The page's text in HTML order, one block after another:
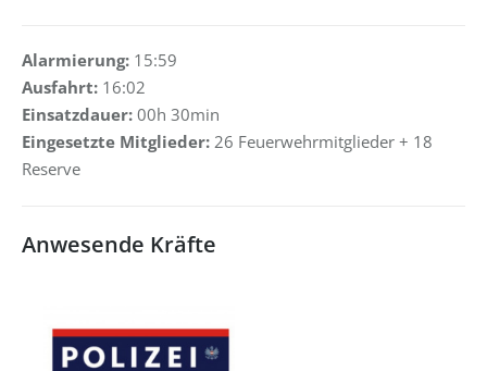
Alarmierung: 15:59
Ausfahrt: 16:02
Einsatzdauer: 00h 30min
Eingesetzte Mitglieder: 26 Feuerwehrmitglieder + 18
Reserve
Anwesende Kräfte